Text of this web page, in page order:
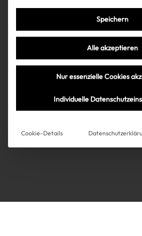
Über uns
Über uns
Kooperationen
Instagram
Très Click
Impressum
AGB
Speichern
Alle akzeptieren
Nur essenzielle Cookies
Individuelle
Cookie-Details